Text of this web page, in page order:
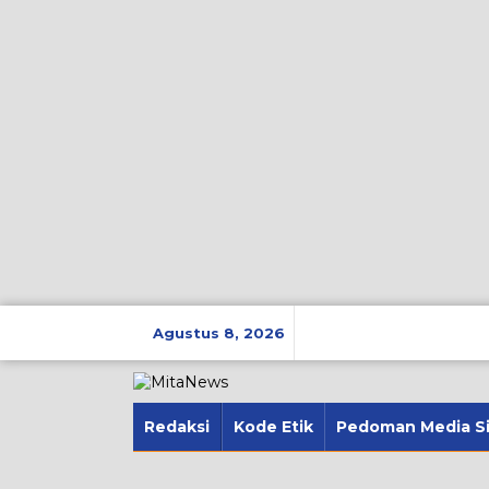
Agustus 8, 2026
Redaksi Kode Etik Pedoman Media